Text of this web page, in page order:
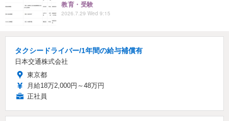
教育・受験
2026.7.29 Wed 9:15
タクシードライバー/1年間の給与補償有
日本交通株式会社
東京都
月給18万2,000円～48万円
正社員